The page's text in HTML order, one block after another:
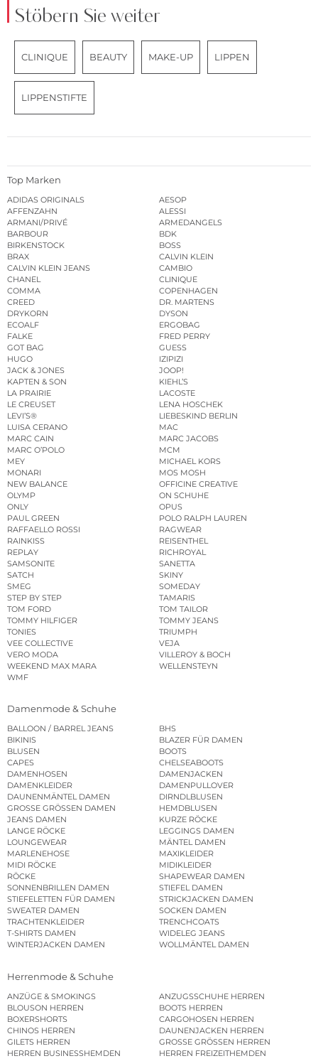
Stöbern Sie weiter
CLINIQUE BEAUTY MAKE-UP LIPPEN
LIPPENSTIFTE
Top Marken
ADIDAS ORIGINALS
AESOP
AFFENZAHN
ALESSI
ARMANI/PRIVÉ
ARMEDANGELS
BARBOUR
BDK
BIRKENSTOCK
BOSS
BRAX
CALVIN KLEIN
CALVIN KLEIN JEANS
CAMBIO
CHANEL
CLINIQUE
COMMA
COPENHAGEN
CREED
DR. MARTENS
DRYKORN
DYSON
ECOALF
ERGOBAG
FALKE
FRED PERRY
GOT BAG
GUESS
HUGO
IZIPIZI
JACK & JONES
JOOP!
KAPTEN & SON
KIEHL’S
LA PRAIRIE
LACOSTE
LE CREUSET
LENA HOSCHEK
LEVI’S®
LIEBESKIND BERLIN
LUISA CERANO
MAC
MARC CAIN
MARC JACOBS
MARC O’POLO
MCM
MEY
MICHAEL KORS
MONARI
MOS MOSH
NEW BALANCE
OFFICINE CREATIVE
OLYMP
ON SCHUHE
ONLY
OPUS
PAUL GREEN
POLO RALPH LAUREN
RAFFAELLO ROSSI
RAGWEAR
RAINKISS
REISENTHEL
REPLAY
RICHROYAL
SAMSONITE
SANETTA
SATCH
SKINY
SMEG
SOMEDAY
STEP BY STEP
TAMARIS
TOM FORD
TOM TAILOR
TOMMY HILFIGER
TOMMY JEANS
TONIES
TRIUMPH
VEE COLLECTIVE
VEJA
VERO MODA
VILLEROY & BOCH
WEEKEND MAX MARA
WELLENSTEYN
WMF
Damenmode & Schuhe
BALLOON / BARREL JEANS
BHS
BIKINIS
BLAZER FÜR DAMEN
BLUSEN
BOOTS
CAPES
CHELSEABOOTS
DAMENHOSEN
DAMENJACKEN
DAMENKLEIDER
DAMENPULLOVER
DAUNENMÄNTEL DAMEN
DIRNDLBLUSEN
GROSSE GRÖSSEN DAMEN
HEMDBLUSEN
JEANS DAMEN
KURZE RÖCKE
LANGE RÖCKE
LEGGINGS DAMEN
LOUNGEWEAR
MÄNTEL DAMEN
MARLENEHOSE
MAXIKLEIDER
MIDI RÖCKE
MIDIKLEIDER
RÖCKE
SHAPEWEAR DAMEN
SONNENBRILLEN DAMEN
STIEFEL DAMEN
STIEFELETTEN FÜR DAMEN
STRICKJACKEN DAMEN
SWEATER DAMEN
SOCKEN DAMEN
TRACHTENKLEIDER
TRENCHCOATS
T-SHIRTS DAMEN
WIDELEG JEANS
WINTERJACKEN DAMEN
WOLLMÄNTEL DAMEN
Herrenmode & Schuhe
ANZÜGE & SMOKINGS
ANZUGSSCHUHE HERREN
BLOUSON HERREN
BOOTS HERREN
BOXERSHORTS
CARGOHOSEN HERREN
CHINOS HERREN
DAUNENJACKEN HERREN
GILETS HERREN
GROSSE GRÖSSEN HERREN
HERREN BUSINESSHEMDEN
HERREN FREIZEITHEMDEN